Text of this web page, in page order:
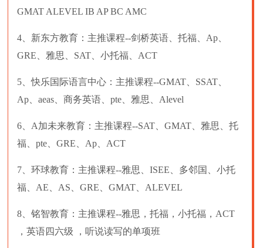
GMAT ALEVEL IB AP BC AMC
4、新东方教育：主推课程--剑桥英语、托福、Ap、
GRE、雅思、SAT、小托福、ACT
5、快乐国际语言中心：主推课程--GMAT、SSAT、
Ap、aeas、商务英语、pte、雅思、Alevel
6、A加未来教育：主推课程--SAT、GMAT、雅思、托
福、pte、GRE、Ap、ACT
7、环球教育：主推课程--雅思、ISEE、多邻国、小托
福、AE、AS、GRE、GMAT、ALEVEL
8、铭智教育：主推课程--雅思，托福，小托福，ACT
，英语四六级 ，听说读写的单项班